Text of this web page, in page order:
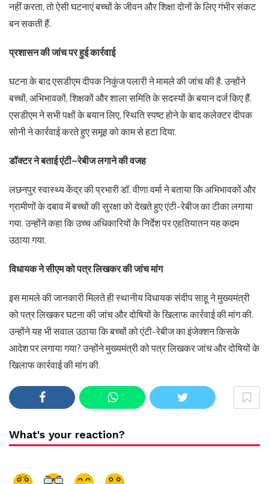
नहीं करता, तो ऐसी घटनाएं बच्चों के जीवन और शिक्षा दोनों के लिए गंभीर संकट
बन सकती हैं.
प्रशासनकीजांचपरहुईकार्रवाई
घटना के बाद एसडीएम दीपक निकुंज पलारी ने मामले की जांच की है. उन्होंने
बच्चों, अभिभावकों, शिक्षकों और शाला समिति के सदस्यों के बयान दर्ज किए हैं.
एसडीएम ने सभी पक्षों के बयान लिए, स्थिति स्पष्ट होने के बाद कलेक्टर दीपक
सोनी ने कार्रवाई करते हुए समूह को काम से हटा दिया.
डॉक्टरनेबताईएंटी–रेबीजलगानेकीवजह
लछनपुर स्वास्थ्य केंद्र की प्रभारी डॉ. वीणा वर्मा ने बताया कि अभिभावकों और
ग्रामीणों के दबाव में बच्चों की सुरक्षा को देखते हुए एंटी-रेबीज का टीका लगाया
गया. उन्होंने कहा कि उच्च अधिकारियों के निर्देश पर एहतियातन यह कदम
उठाया गया.
विधायकनेसीएमकोपत्रलिखकरकीजांचमांग
इस मामले की जानकारी मिलते ही स्थानीय विधायक संदीप साहू ने मुख्यमंत्री
को पत्र लिखकर घटना की जांच और दोषियों के खिलाफ कार्रवाई की मांग की.
उन्होंने यह भी सवाल उठाया कि बच्चों को एंटी-रेबीज का इंजेक्शन किसके
आदेश पर लगाया गया? उन्होंने मुख्यमंत्री को पत्र लिखकर जांच और दोषियों के
खिलाफ कार्रवाई की मांग की.
What's your reaction?